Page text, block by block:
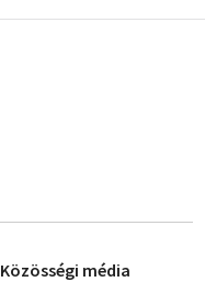
Közösségi média